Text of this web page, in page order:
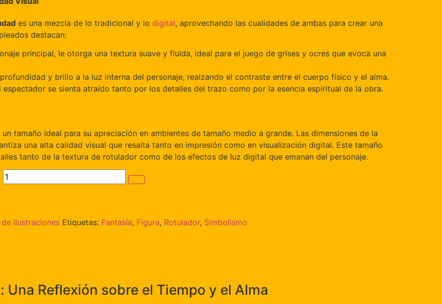
es una mezcla de lo tradicional y lo digital, aprovechando las cualidades de ambas para crear una
destacan:
principal, le otorga una textura suave y fluida, ideal para el juego de grises y ocres que evoca una
y brillo a la luz interna del personaje, realzando el contraste entre el cuerpo físico y el alma.
se sienta atraído tanto por los detalles del trazo como por la esencia espiritual de la obra.
tamaño ideal para su apreciación en ambientes de tamaño medio a grande. Las dimensiones de la
una alta calidad visual que resalta tanto en impresión como en visualización digital. Este tamaño
tanto de la textura de rotulador como de los efectos de luz digital que emanan del personaje.
de ilustraciones Etiquetas: Fantasía, Figura, Rotulador, Simbolismo
Reflexión sobre el Tiempo y el Alma